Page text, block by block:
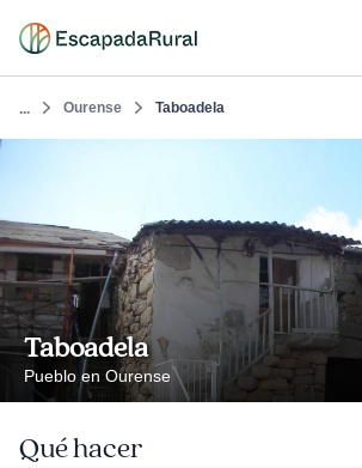
... Ourense Taboadela
Taboadela
Pueblo en Ourense
Qué hacer